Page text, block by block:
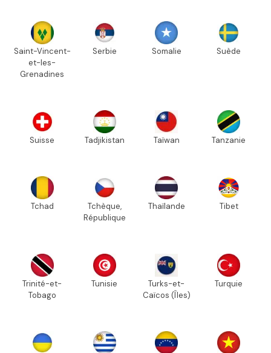
Saint-Vincent-
et-les-
Grenadines
Serbie Somalie Suède
Suisse Tadjikistan Taïwan Tanzanie
Tchad
Tchèque,
République
Thaïlande Tibet
Trinité-et-
Tobago
Tunisie
Turks-et-
Caïcos (Îles)
Turquie